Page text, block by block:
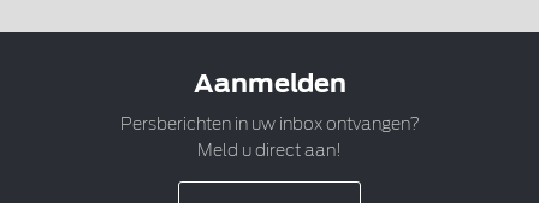
Aanmelden
Persberichten in uw inbox ontvangen?
Meld u direct aan!